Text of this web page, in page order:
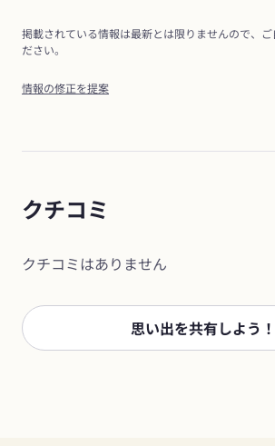
掲載されている情報は最新とは限りませんので、
ださい。
情報の修正を提案
クチコミ
クチコミはありません
思い出を共有しよう！